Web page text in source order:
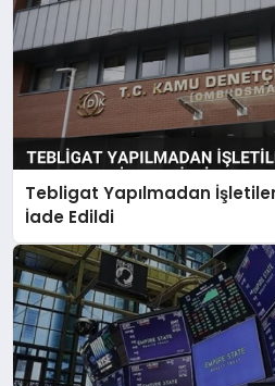
Tebligat Yapılmadan
İade Edildi